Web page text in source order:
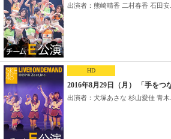
出演者：熊崎晴香 二村春香 石田安...
HD
2016年8月29日（月） 「手をつ
出演者：犬塚あさな 杉山愛佳 青木...